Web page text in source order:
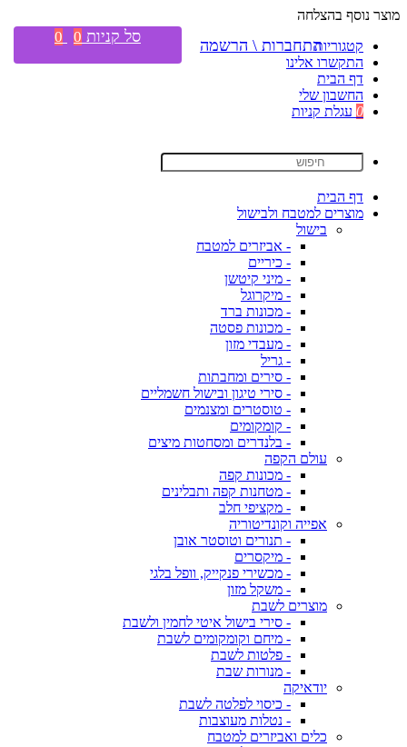
מוצר נוסף בהצלחה
קטגוריות
התקשרו אלינו
דף הבית
החשבון שלי
0 עגלת קניות
דף הבית
מוצרים למטבח ולבישול
בישול
- אביזרים למטבח
- כיריים
- מיני קיטשן
- מיקרוגל
- מכונות ברד
- מכונות פסטה
- מעבדי מזון
- גריל
- סירים ומחבתות
- סירי טיגון ובישול חשמליים
- טוסטרים ומצנמים
- קומקומים
- בלנדרים ומסחטות מיצים
עולם הקפה
- מכונות קפה
- מטחנות קפה ותבלינים
- מקציפי חלב
אפייה וקונדיטוריה
- תנורים וטוסטר אובן
- מיקסרים
- מכשירי פנקייק, וופל בלגי
- משקל מזון
מוצרים לשבת
- סירי בישול איטי לחמין ולשבת
- מיחם וקומקומים לשבת
- פלטות לשבת
- מנורות שבת
יודאיקה
- כיסוי לפלטה לשבת
- נטלות מעוצבות
כלים ואביזרים למטבח
התחברות \ הרשמה סל קניות 0
0